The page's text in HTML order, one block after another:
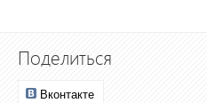
Поделиться
Вконтакте